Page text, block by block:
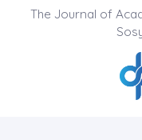
The Journal of